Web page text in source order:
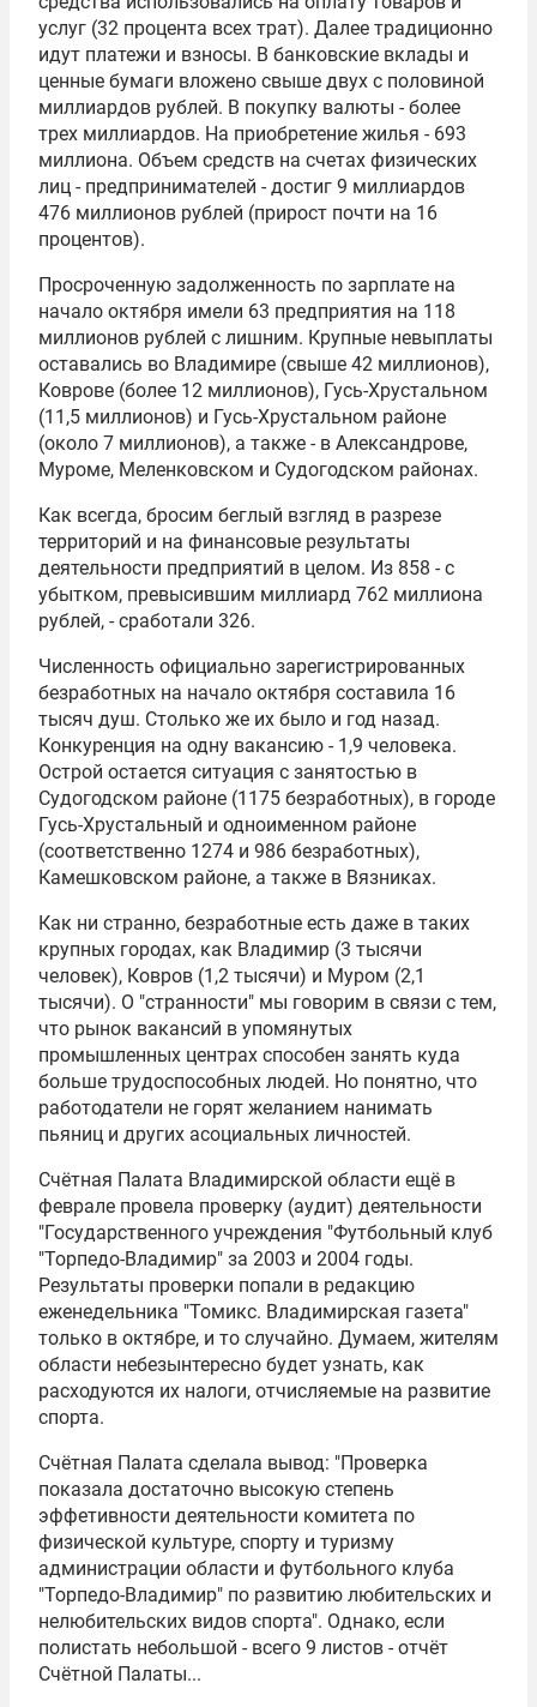
услуг (32 процента всех трат). Далее традиционно
идут платежи и взносы. В банковские вклады и
ценные бумаги вложено свыше двух с половиной
миллиардов рублей. В покупку валюты - более
трех миллиардов. На приобретение жилья - 693
миллиона. Объем средств на счетах физических
лиц - предпринимателей - достиг 9 миллиардов
476 миллионов рублей (прирост почти на 16
процентов).
Просроченную задолженность по зарплате на
начало октября имели 63 предприятия на 118
миллионов рублей с лишним. Крупные невыплаты
оставались во Владимире (свыше 42 миллионов),
Коврове (более 12 миллионов), Гусь-Хрустальном
(11,5 миллионов) и Гусь-Хрустальном районе
(около 7 миллионов), а также - в Александрове,
Муроме, Меленковском и Судогодском районах.
Как всегда, бросим беглый взгляд в разрезе
территорий и на финансовые результаты
деятельности предприятий в целом. Из 858 - с
убытком, превысившим миллиард 762 миллиона
рублей, - сработали 326.
Численность официально зарегистрированных
безработных на начало октября составила 16
тысяч душ. Столько же их было и год назад.
Конкуренция на одну вакансию - 1,9 человека.
Острой остается ситуация с занятостью в
Судогодском районе (1175 безработных), в городе
Гусь-Хрустальный и одноименном районе
(соответственно 1274 и 986 безработных),
Камешковском районе, а также в Вязниках.
Как ни странно, безработные есть даже в таких
крупных городах, как Владимир (3 тысячи
человек), Ковров (1,2 тысячи) и Муром (2,1
тысячи). О "странности" мы говорим в связи с тем,
что рынок вакансий в упомянутых
промышленных центрах способен занять куда
больше трудоспособных людей. Но понятно, что
работодатели не горят желанием нанимать
пьяниц и других асоциальных личностей.
Счётная Палата Владимирской области ещё в
феврале провела проверку (аудит) деятельности
"Государственного учреждения "Футбольный клуб
"Торпедо-Владимир" за 2003 и 2004 годы.
Результаты проверки попали в редакцию
еженедельника "Томикс. Владимирская газета"
только в октябре, и то случайно. Думаем, жителям
области небезынтересно будет узнать, как
расходуются их налоги, отчисляемые на развитие
спорта.
Счётная Палата сделала вывод: "Проверка
показала достаточно высокую степень
эффетивности деятельности комитета по
физической культуре, спорту и туризму
администрации области и футбольного клуба
"Торпедо-Владимир" по развитию любительских и
нелюбительских видов спорта". Однако, если
полистать небольшой - всего 9 листов - отчёт
Счётной Палаты...